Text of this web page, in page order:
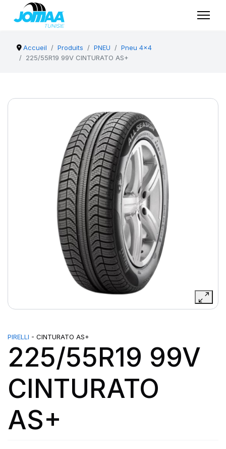
Accueil Produits PNEU
Pneu 4x4
225/55R19 99V CINTURATO AS+
PIRELLI - CINTURATO AS+
225/55R19 99V
CINTURATO
AS+